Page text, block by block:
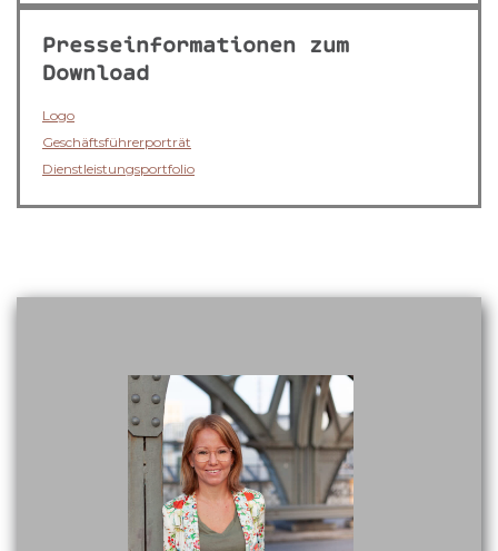
Presseinformationen zum
Download
Logo
Geschäftsführerporträt
Dienstleistungsportfolio